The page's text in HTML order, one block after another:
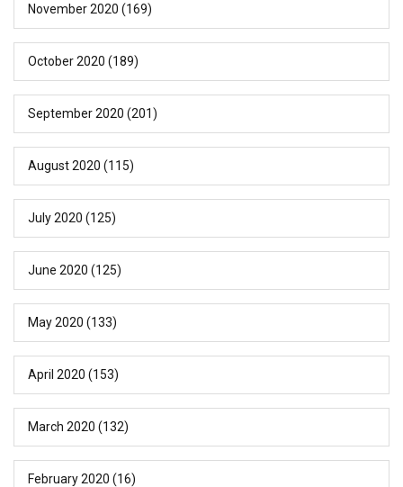
November 2020 (169)
October 2020 (189)
September 2020 (201)
August 2020 (115)
July 2020 (125)
June 2020 (125)
May 2020 (133)
April 2020 (153)
March 2020 (132)
February 2020 (16)